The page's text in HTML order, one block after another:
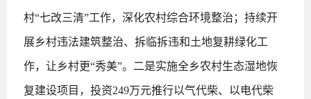
村“七改三清”工作，深化农村综合环境整治；持续开
展乡村违法建筑整治、拆临拆违和土地复耕绿化工
作，让乡村更“秀美”。二是实施全乡农村生态湿地恢
复建设项目，投资249万元推行以气代柴、以电代柴